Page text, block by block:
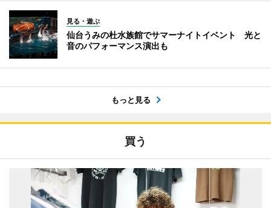
見る・遊ぶ
仙台うみの杜水族館でサマーナイトイベント 光と
音のパフォーマンス演出も
もっと見る
買う